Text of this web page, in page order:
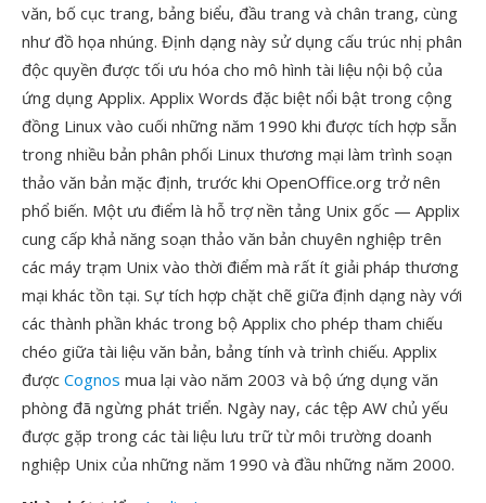
văn, bố cục trang, bảng biểu, đầu trang và chân trang, cùng
như đồ họa nhúng. Định dạng này sử dụng cấu trúc nhị phân
độc quyền được tối ưu hóa cho mô hình tài liệu nội bộ của
ứng dụng Applix. Applix Words đặc biệt nổi bật trong cộng
đồng Linux vào cuối những năm 1990 khi được tích hợp sẵn
trong nhiều bản phân phối Linux thương mại làm trình soạn
thảo văn bản mặc định, trước khi OpenOffice.org trở nên
phổ biến. Một ưu điểm là hỗ trợ nền tảng Unix gốc — Applix
cung cấp khả năng soạn thảo văn bản chuyên nghiệp trên
các máy trạm Unix vào thời điểm mà rất ít giải pháp thương
mại khác tồn tại. Sự tích hợp chặt chẽ giữa định dạng này với
các thành phần khác trong bộ Applix cho phép tham chiếu
chéo giữa tài liệu văn bản, bảng tính và trình chiếu. Applix
được Cognos mua lại vào năm 2003 và bộ ứng dụng văn
phòng đã ngừng phát triển. Ngày nay, các tệp AW chủ yếu
được gặp trong các tài liệu lưu trữ từ môi trường doanh
nghiệp Unix của những năm 1990 và đầu những năm 2000.